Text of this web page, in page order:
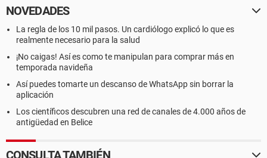
NOVEDADES
La regla de los 10 mil pasos. Un cardiólogo explicó lo que es
realmente necesario para la salud
¡No caigas! Así es como te manipulan para comprar más en
temporada navideña
Así puedes tomarte un descanso de WhatsApp sin borrar la
aplicación
Los científicos descubren una red de canales de 4.000 años de
antigüedad en Belice
CONSULTA TAMBIÉN